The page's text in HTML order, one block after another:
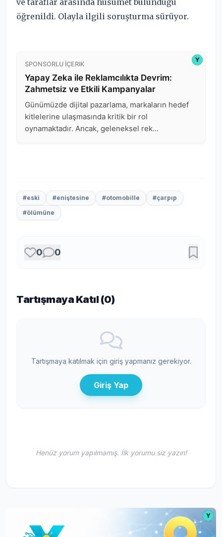
öğrenildi. Olayla ilgili soruşturma sürüyor.
#eski #eniştesine #otomobille
#çarpıp
#ölümüne
0 0
Tartışmaya Katıl (0)
Tartışmaya katılmak için giriş yapmanız gerekiyor.
Giriş Yap
Henüz yorum yapılmamış. İlk yorumu siz yazın!